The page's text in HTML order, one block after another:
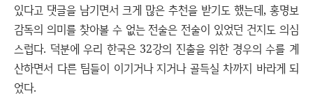
있다고 댓글을 남기면서 크게 많은 추천을 받기도 했는데, 홍명보
감독의 의미를 찾아볼 수 없는 전술은 전술이 있었던 건지도 의심
스럽다. 덕분에 우리 한국은 32강의 진출을 위한 경우의 수를 계
산하면서 다른 팀들이 이기거나 지거나 골득실 차까지 바라게 되
었다.